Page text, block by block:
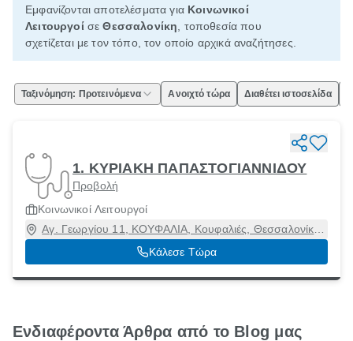
Εμφανίζονται αποτελέσματα για Κοινωνικοί
ΛειτουργοίσεΘεσσαλονίκη , τοποθεσία που
σχετίζεται με τον τόπο, τον οποίο αρχικά αναζήτησες.
Ταξινόμηση: Προτεινόμενα Ανοιχτό τώρα Διαθέτει ιστοσελίδα
1. ΚΥΡΙΑΚΗ ΠΑΠΑΣΤΟΓΙΑΝΝΙΔΟΥ
Προβολή
Κοινωνικοί Λειτουργοί
Αγ. Γεωργίου 11, ΚΟΥΦΑΛΙΑ, Κουφαλιές, Θεσσαλονίκη,
57100
Κάλεσε Τώρα
Ενδιαφέροντα Άρθρα από το Blog μας